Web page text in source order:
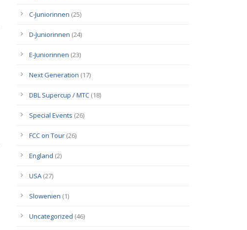
C-Juniorinnen (25)
D-Juniorinnen (24)
E-Juniorinnen (23)
Next Generation (17)
DBL Supercup / MTC (18)
Special Events (26)
FCC on Tour (26)
England (2)
USA (27)
Slowenien (1)
Uncategorized (46)